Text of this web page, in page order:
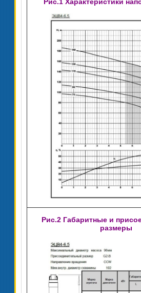
Рис.2 Габаритные и
размеры